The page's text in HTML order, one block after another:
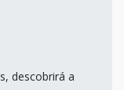
descobrirá a